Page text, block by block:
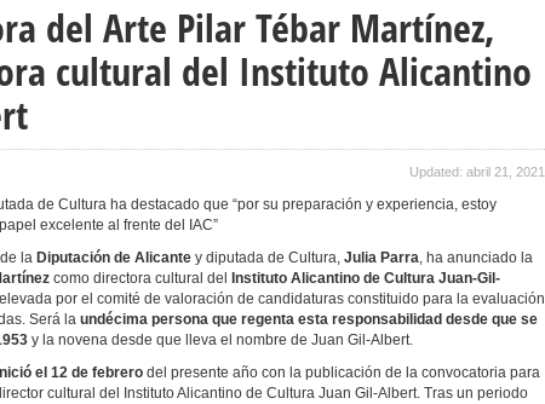
del Arte Pilar Tébar Martínez,
cultural del Instituto Alicantino
Updated: abril 21, 2021
de Cultura ha destacado que “por su preparación y experiencia, estoy
excelente al frente del IAC”
la Diputación de Alicante y diputada de Cultura, Julia Parra, ha anunciado la
como directora cultural del
Instituto Alicantino de Cultura Juan-Gil-
por el comité de valoración de candidaturas constituido para la evaluación
Será la undécima persona que regenta esta responsabilidad desde que se
y la novena desde que lleva el nombre de Juan Gil-Albert.
el 12 de febrero del presente año con la publicación de la convocatoria para
cultural del Instituto Alicantino de Cultura Juan Gil-Albert. Tras un periodo